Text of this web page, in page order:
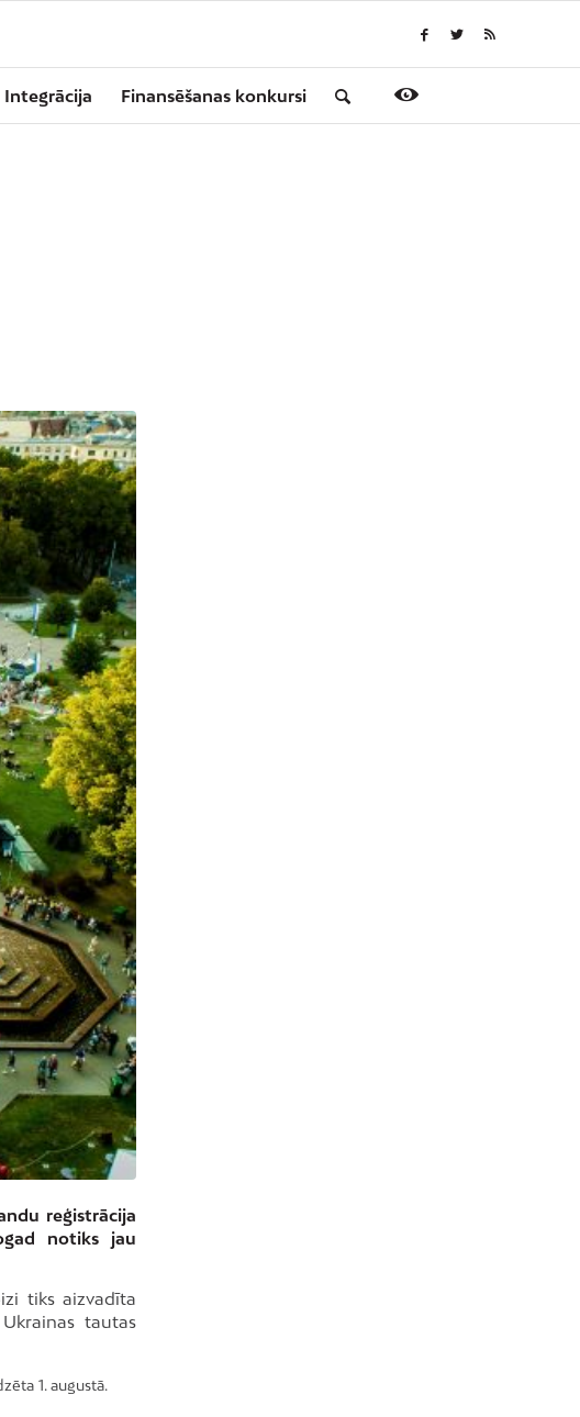
Integrācija Finansēšanas konkursi
reģistrācija
notiks jau
tiks aizvadīta
tautas
1. augustā.